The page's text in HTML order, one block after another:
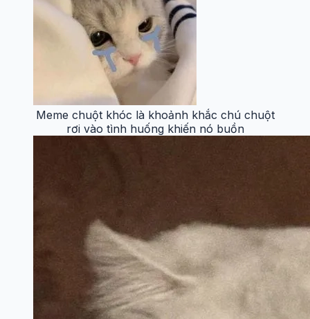
Meme chuột khóc là khoảnh khắc chú chuột
rơi vào tình huống khiến nó buồn